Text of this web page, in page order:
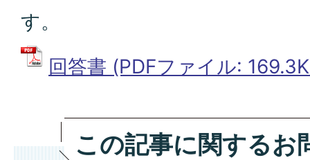
す。
回答書 (PDFファイル:
この記事に関するお